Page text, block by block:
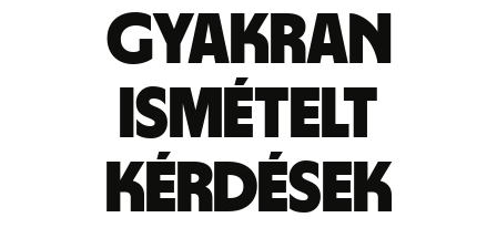
Gyakran
ismételt
kérdések